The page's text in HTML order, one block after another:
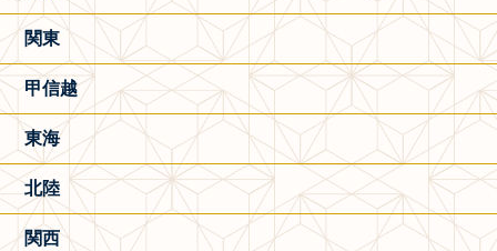
関東
甲信越
東海
北陸
関西